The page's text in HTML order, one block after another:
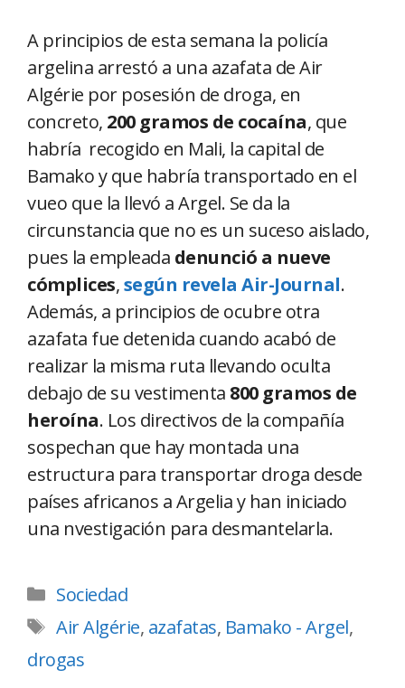
A principios de esta semana la policía
argelina arrestó a una azafata de Air
Algérie por posesión de droga, en
concreto, 200 gramos de cocaína, que
habría recogido en Mali, la capital de
Bamako y que habría transportado en el
vueo que la llevó a Argel. Se da la
circunstancia que no es un suceso aislado,
pues la empleada denunció a nueve
cómplices,según revela Air-Journal.
Además, a principios de ocubre otra
azafata fue detenida cuando acabó de
realizar la misma ruta llevando oculta
debajo de su vestimenta 800 gramos de
heroína. Los directivos de la compañía
sospechan que hay montada una
estructura para transportar droga desde
países africanos a Argelia y han iniciado
una nvestigación para desmantelarla.
Sociedad
Air Algérie, azafatas, Bamako - Argel,
drogas